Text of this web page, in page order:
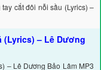
cắt đôi nỗi sầu (Lyrics) –
(Lyrics) – Lê Dương
– Lê Dương Bảo Lâm MP3